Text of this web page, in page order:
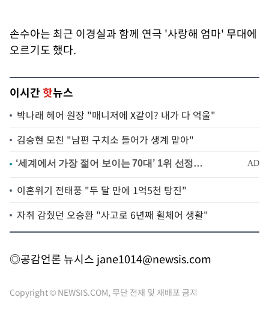
손수아는 최근 이경실과 함께 연극 '사랑해 엄마' 무대에
오르기도 했다.
이시간핫뉴스
박나래 헤어 원장 "매니저에 X같이? 내가 다 억울"
김승현 모친 "남편 구치소 들어가 생계 맡아"
이혼위기 전태풍 "두 달 만에 1억5천 탕진"
자취 감췄던 오승환 "사고로 6년째 휠체어 생활"
◎공감언론 뉴시스 jane1014@newsis.com
Copyright © NEWSIS.COM, 무단 전재 및 재배포 금지